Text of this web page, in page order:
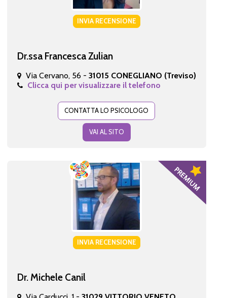
INVIA RECENSIONE
Dr.ssa Francesca Zulian
Via Cervano, 56 - 31015 CONEGLIANO (Treviso)
Clicca qui per visualizzare il telefono
CONTATTA LO PSICOLOGO
VAI AL SITO
INVIA RECENSIONE
Dr. Michele Canil